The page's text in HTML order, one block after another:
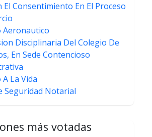
El Consentimiento En El Proceso
Aeronautico
Disciplinaria Del Colegio De
En Sede Contencioso
La Vida
Seguridad Notarial
más votadas